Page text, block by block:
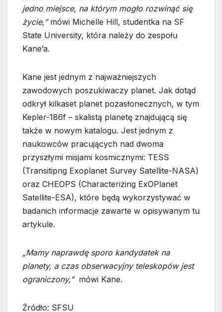
jedno miejsce, na którym mogło rozwinąć się
życie,”mówi Michelle Hill, studentka na SF
State University, która należy do zespołu
Kane’a.
Kane jest jednym z najważniejszych
zawodowych poszukiwaczy planet. Jak dotąd
odkrył kilkaset planet pozasłonecznych, w tym
Kepler-186f – skalistą planetę znajdującą się
także w nowym katalogu. Jest jednym z
naukowców pracujących nad dwoma
przyszłymi misjami kosmicznymi: TESS
(Transitipng Exoplanet Survey Satellite-NASA)
oraz CHEOPS (Characterizing ExOPlanet
Satellite-ESA), które będą wykorzystywać w
badanich informacje zawarte w opisywanym tu
artykule.
„Mamy naprawdę sporo kandydatek na
planety, a czas obserwacyjny teleskopów jest
ograniczony,” mówi Kane.
Źródło: SFSU